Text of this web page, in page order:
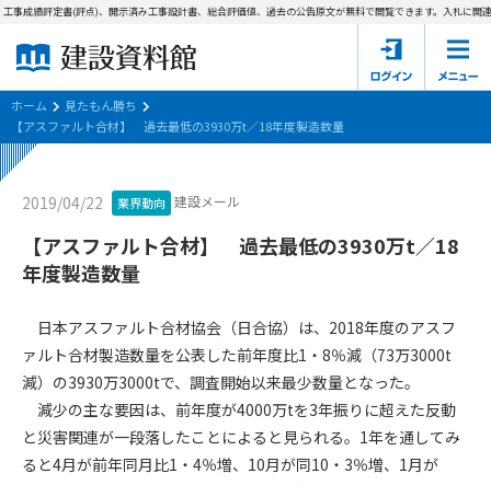
建設資料館とは
東京都の入札資料
国土交通省の入札資料
見たもん勝ち
会員登録について
サポーター会員一覧
会社概要 お問い合わせ
個人情報保護方針
会員規約
成績評定書(評点)、開示済み工事設計書、総合評価値、過去の公告原文が無料で閲覧できます。入札に関連
ホーム
見たもん勝ち
【アスファルト合材】 過去最低の3930万t／18年度製造数量
2019/04/22 業界動向 建設メール
【アスファルト合材】 過去最低の3930万t／18
年度製造数量
日本アスファルト合材協会（日合協）は、2018年度のアスフ
ァルト合材製造数量を公表した前年度比1・8％減（73万3000t
減）の3930万3000tで、調査開始以来最少数量となった。
減少の主な要因は、前年度が4000万tを3年振りに超えた反動
と災害関連が一段落したことによると見られる。1年を通してみ
ると4月が前年同月比1・4％増、10月が同10・3％増、1月が
第1条（規約の目的）
会員サービスの利用条件等について定めるものです。
2. 管理者が建設資料館WEB上で随時掲載するルールは本規約の
一部を構成するものとします。
第2条（規約の変更）
本規約は、会員の了承を得ることなく、随時変更されることが
あります。変更内容は、建設資料館WEB上に表示した時点で直